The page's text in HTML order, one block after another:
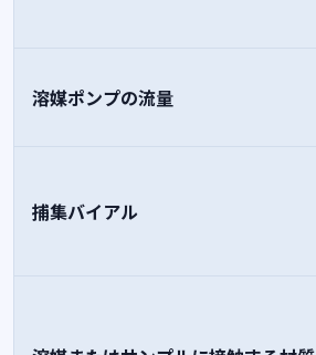
溶媒ポンプの流量
捕集バイアル